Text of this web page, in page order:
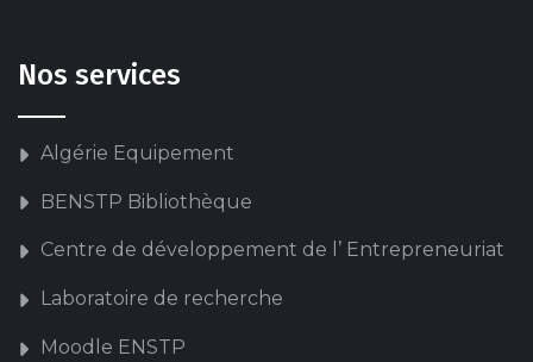
Nos services
Algérie Equipement
BENSTP Bibliothèque
Centre de développement de l’ Entrepreneuriat
Laboratoire de recherche
Moodle ENSTP